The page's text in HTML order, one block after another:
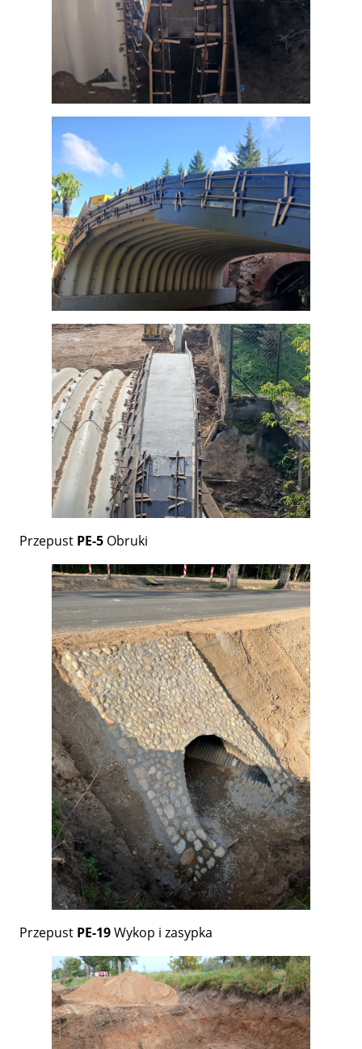
Przepust PE-5 Obruki
Przepust PE-19Wykop i zasypka